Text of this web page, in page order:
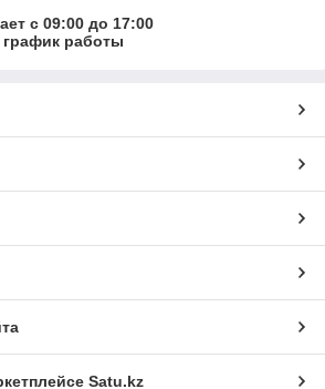
с 09:00 до 17:00
график работы
Satu.kz